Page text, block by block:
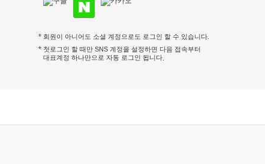
회원이 아니어도 소셜 계정으로도 로그인 할 수 있습니다.
첫로그인 할 때만 SNS 계정을 설정하면 다음 접속부터
대표계정 하나만으로 자동 로그인 됩니다